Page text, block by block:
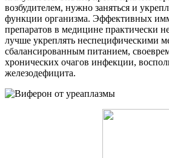
возбудителем, нужно заняться и
функции организма. Эффективных
препаратов в медицине практически
лучше укреплять неспецифическими
сбалансированным питанием,
хронических очагов инфекции,
железодефицита.